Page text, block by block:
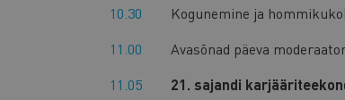
10.30
Kogunemine ja
11.00
Avasõnad päeva
11.05
21. sajandi